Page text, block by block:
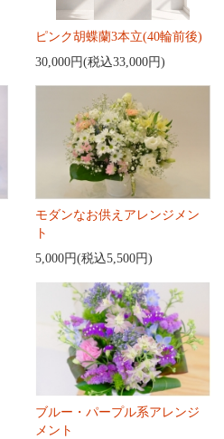
ピンク胡蝶蘭3本立(40輪前後)
30,000円(税込33,000円)
モダンなお供えアレンジメン
ト
5,000円(税込5,500円)
ブルー・パープル系アレンジ
メント